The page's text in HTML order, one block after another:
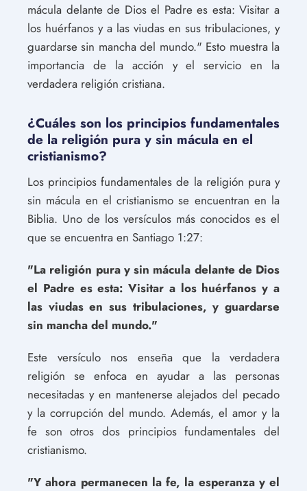
mácula delante de Dios el Padre es esta: Visitar a
los huérfanos y a las viudas en sus tribulaciones, y
guardarse sin mancha del mundo." Esto muestra la
importancia de la acción y el servicio en la
verdadera religión cristiana.
¿Cuáles son los principios fundamentales
de la religión pura y sin mácula en el
cristianismo?
Los principios fundamentales de la religión pura y
sin mácula en el cristianismo se encuentran en la
Biblia. Uno de los versículos más conocidos es el
que se encuentra en Santiago 1:27:
"La religión pura y sin mácula delante de Dios
el Padre es esta: Visitar a los huérfanos y a
las viudas en sus tribulaciones, y guardarse
sin mancha del mundo."
Este versículo nos enseña que la verdadera
religión se enfoca en ayudar a las personas
necesitadas y en mantenerse alejados del pecado
y la corrupción del mundo. Además, el amor y la
fe son otros dos principios fundamentales del
cristianismo.
"Y ahora permanecen la fe, la esperanza y el